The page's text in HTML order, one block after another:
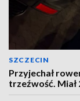
SZCZECIN
Przyjechał
trzeźwość. Miał